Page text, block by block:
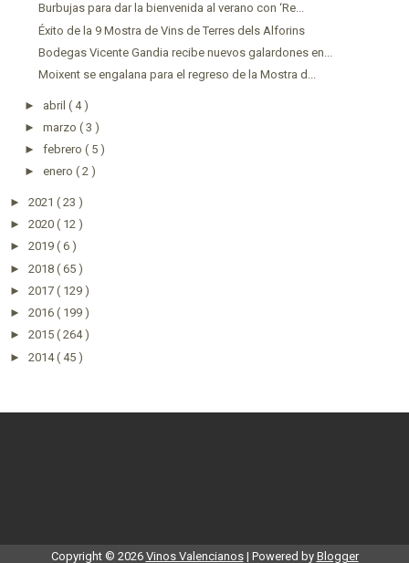
Burbujas para dar la bienvenida al verano con ‘Re...
Éxito de la 9 Mostra de Vins de Terres dels Alforins
Bodegas Vicente Gandia recibe nuevos galardones en...
Moixent se engalana para el regreso de la Mostra d...
► abril ( 4 )
► marzo ( 3 )
► febrero ( 5 )
► enero ( 2 )
► 2021 ( 23 )
► 2020 ( 12 )
► 2019 ( 6 )
► 2018 ( 65 )
► 2017 ( 129 )
► 2016 ( 199 )
► 2015 ( 264 )
► 2014( 45 )
Copyright © 2026 Vinos Valencianos| Powered by Blogger